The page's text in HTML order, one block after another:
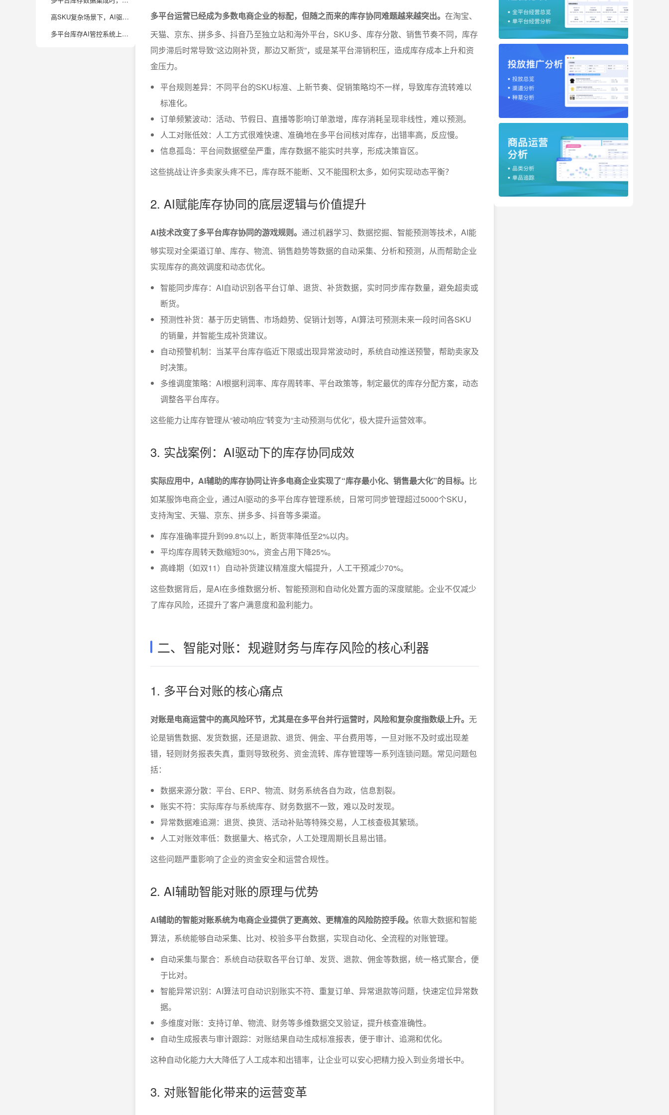
高SKU复杂场景下，AI驱动的库存对账和管控系统如何落地？
多平台库存AI管控系统上线后，企业该如何持续优化库存管理流程？
多平台运营已经成为多数电商企业的标配，但随之而来的库存协同难题越来越突出。 在淘宝、
天猫、京东、拼多多、抖音乃至独立站和海外平台，SKU多、库存分散、销售节奏不同，库存
同步滞后时常导致“这边刚补货，那边又断货”，或是某平台滞销积压，造成库存成本上升和资
金压力。
平台规则差异：不同平台的SKU标准、上新节奏、促销策略均不一样，导致库存流转难以
标准化。
订单频繁波动：活动、节假日、直播等影响订单激增，库存消耗呈现非线性，难以预测。
人工对账低效：人工方式很难快速、准确地在多平台间核对库存，出错率高，反应慢。
信息孤岛：平台间数据壁垒严重，库存数据不能实时共享，形成决策盲区。
这些挑战让许多卖家头疼不已，库存既不能断、又不能囤积太多，如何实现动态平衡？
2. AI赋能库存协同的底层逻辑与价值提升
AI技术改变了多平台库存协同的游戏规则。 通过机器学习、数据挖掘、智能预测等技术，AI能
够实现对全渠道订单、库存、物流、销售趋势等数据的自动采集、分析和预测，从而帮助企业
实现库存的高效调度和动态优化。
智能同步库存：AI自动识别各平台订单、退货、补货数据，实时同步库存数量，避免超卖或
断货。
预测性补货：基于历史销售、市场趋势、促销计划等，AI算法可预测未来一段时间各SKU
的销量，并智能生成补货建议。
自动预警机制：当某平台库存临近下限或出现异常波动时，系统自动推送预警，帮助卖家及
时决策。
多维调度策略：AI根据利润率、库存周转率、平台政策等，制定最优的库存分配方案，动态
调整各平台库存。
这些能力让库存管理从“被动响应”转变为“主动预测与优化”，极大提升运营效率。
3. 实战案例：AI驱动下的库存协同成效
实际应用中，AI辅助的库存协同让许多电商企业实现了“库存最小化、销售最大化”的目标。 比
如某服饰电商企业，通过AI驱动的多平台库存管理系统，日常可同步管理超过5000个SKU，
支持淘宝、天猫、京东、拼多多、抖音等多渠道。
库存准确率提升到99.8%以上，断货率降低至2%以内。
平均库存周转天数缩短30%，资金占用下降25%。
高峰期（如双11）自动补货建议精准度大幅提升，人工干预减少70%。
这些数据背后，是AI在多维数据分析、智能预测和自动化处置方面的深度赋能。企业不仅减少
了库存风险，还提升了客户满意度和盈利能力。
二、智能对账：规避财务与库存风险的核心利器
1. 多平台对账的核心痛点
对账是电商运营中的高风险环节，尤其是在多平台并行运营时，风险和复杂度指数级上升。 无
论是销售数据、发货数据，还是退款、退货、佣金、平台费用等，一旦对账不及时或出现差
错，轻则财务报表失真，重则导致税务、资金流转、库存管理等一系列连锁问题。常见问题包
括：
数据来源分散：平台、ERP、物流、财务系统各自为政，信息割裂。
账实不符：实际库存与系统库存、财务数据不一致，难以及时发现。
异常数据难追溯：退货、换货、活动补贴等特殊交易，人工核查极其繁琐。
人工对账效率低：数据量大、格式杂，人工处理周期长且易出错。
这些问题严重影响了企业的资金安全和运营合规性。
2. AI辅助智能对账的原理与优势
AI辅助的智能对账系统为电商企业提供了更高效、更精准的风险防控手段。 依靠大数据和智能
算法，系统能够自动采集、比对、校验多平台数据，实现自动化、全流程的对账管理。
自动采集与聚合：系统自动获取各平台订单、发货、退款、佣金等数据，统一格式聚合，便
于比对。
智能异常识别：AI算法可自动识别账实不符、重复订单、异常退款等问题，快速定位异常数
据。
多维度对账：支持订单、物流、财务等多维数据交叉验证，提升核查准确性。
自动生成报表与审计跟踪：对账结果自动生成标准报表，便于审计、追溯和优化。
这种自动化能力大大降低了人工成本和出错率，让企业可以安心把精力投入到业务增长中。
3. 对账智能化带来的运营变革